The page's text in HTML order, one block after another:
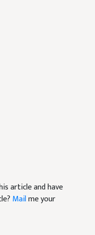
article and have
Mailme your